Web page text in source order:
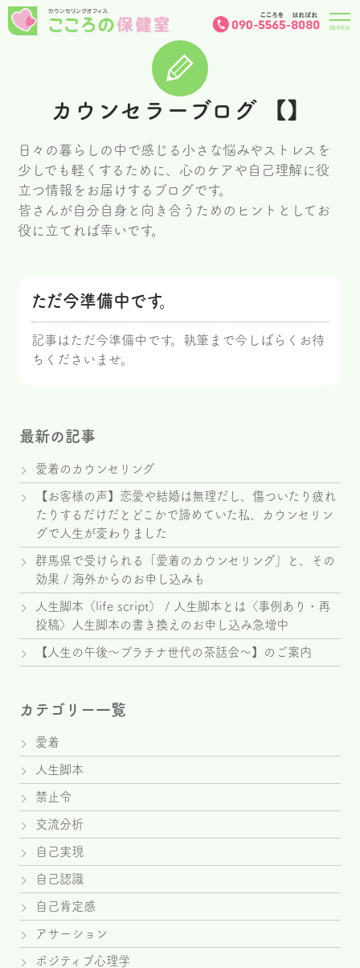
カウンセラーブログ 【】
日々の暮らしの中で感じる小さな悩みやストレスを
少しでも軽くするために、心のケアや自己理解に役
立つ情報をお届けするブログです。
皆さんが自分自身と向き合うためのヒントとしてお
役に立てれば幸いです。
ただ今準備中です。
記事はただ今準備中です。執筆まで今しばらくお待
ちくださいませ。
最新の記事
愛着のカウンセリング
【お客様の声】恋愛や結婚は無理だし、傷ついたり疲れ
たりするだけだとどこかで諦めていた私、カウンセリン
グで人生が変わりました
群馬県で受けられる「愛着のカウンセリング」と、その
効果 / 海外からのお申し込みも
人生脚本（life script） / 人生脚本とは〈事例あり・再
投稿〉人生脚本の書き換えのお申し込み急増中
【人生の午後～プラチナ世代の茶話会～】のご案内
カテゴリー一覧
愛着
人生脚本
禁止令
交流分析
自己実現
自己認識
自己肯定感
アサーション
ポジティブ心理学